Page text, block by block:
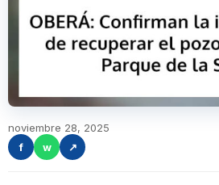
noviembre 28, 2025
f
w ↗